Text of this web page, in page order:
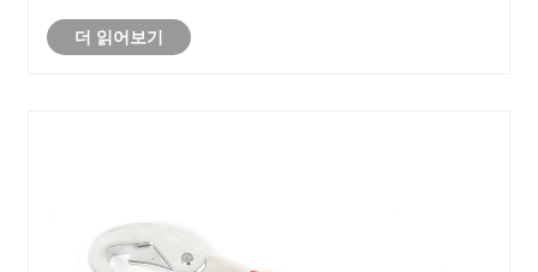
효과적인 솔루션을 제공합니다.
더 읽어보기